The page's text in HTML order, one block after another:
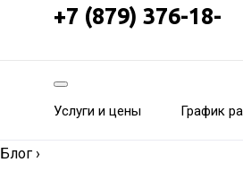
+7 (879) 376-18-
Услуги и цены График
Блог ›